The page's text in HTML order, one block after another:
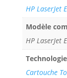
HP LaserJet
Modèle
HP LaserJet
Technologie
Cartouche